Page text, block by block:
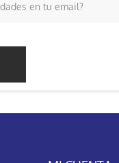
en tu email?